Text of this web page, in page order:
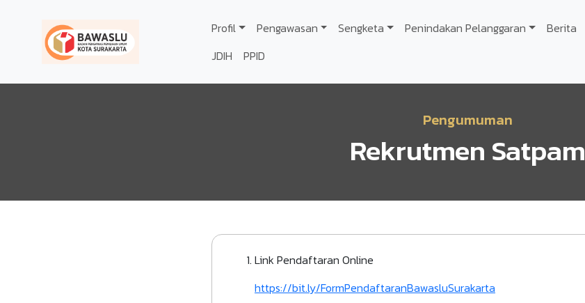
Profil
Pengawasan Sengketa Penindakan Pelanggaran Berita
JDIH
PPID
Pengumuman
Rekrutmen Satpam
Link Pendaftaran Online
https://bit.ly/FormPendaftaranBawasluSurakarta